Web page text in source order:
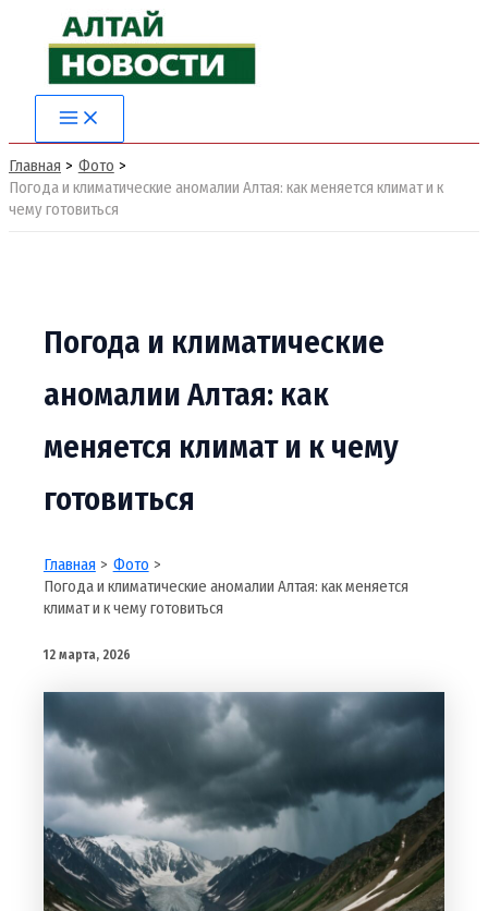
содержимому
Main
Menu
Главная
Фото
Погода и климатические аномалии Алтая: как меняется климат и к
чему готовиться
Погода и климатические
аномалии Алтая: как
меняется климат и к чему
готовиться
Главная
Фото
Погода и климатические аномалии Алтая: как меняется
климат и к чему готовиться
12 марта, 2026